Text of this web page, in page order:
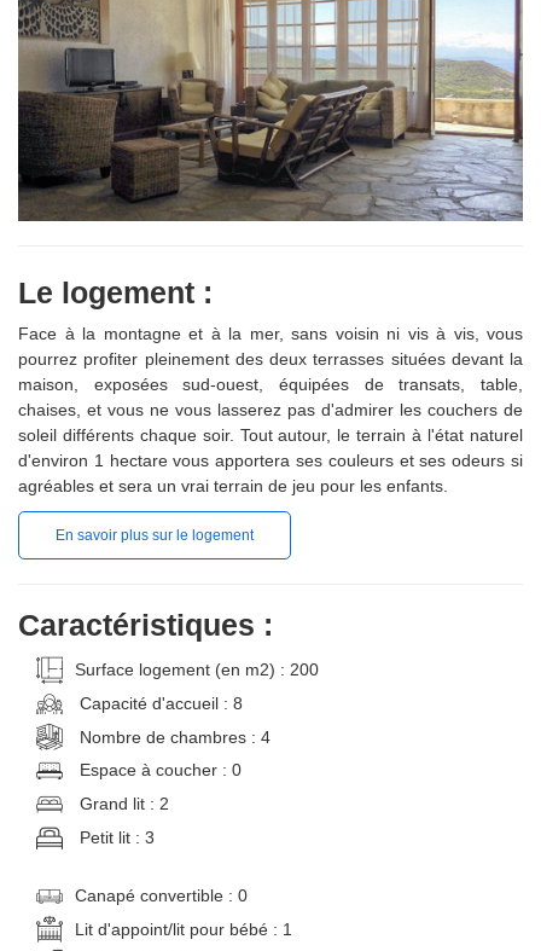
Le logement :
Face à la montagne et à la mer, sans voisin ni vis à vis, vous
pourrez profiter pleinement des deux terrasses situées devant la
maison, exposées sud-ouest, équipées de transats, table,
chaises, et vous ne vous lasserez pas d'admirer les couchers de
soleil différents chaque soir. Tout autour, le terrain à l'état naturel
d'environ 1 hectare vous apportera ses couleurs et ses odeurs si
agréables et sera un vrai terrain de jeu pour les enfants.
En savoir plus sur le logement
Caractéristiques :
Surface logement (en m2) : 200
Capacité d'accueil : 8
Nombre de chambres : 4
Espace à coucher : 0
Grand lit : 2
Petit lit : 3
Canapé convertible : 0
Lit d'appoint/lit pour bébé : 1